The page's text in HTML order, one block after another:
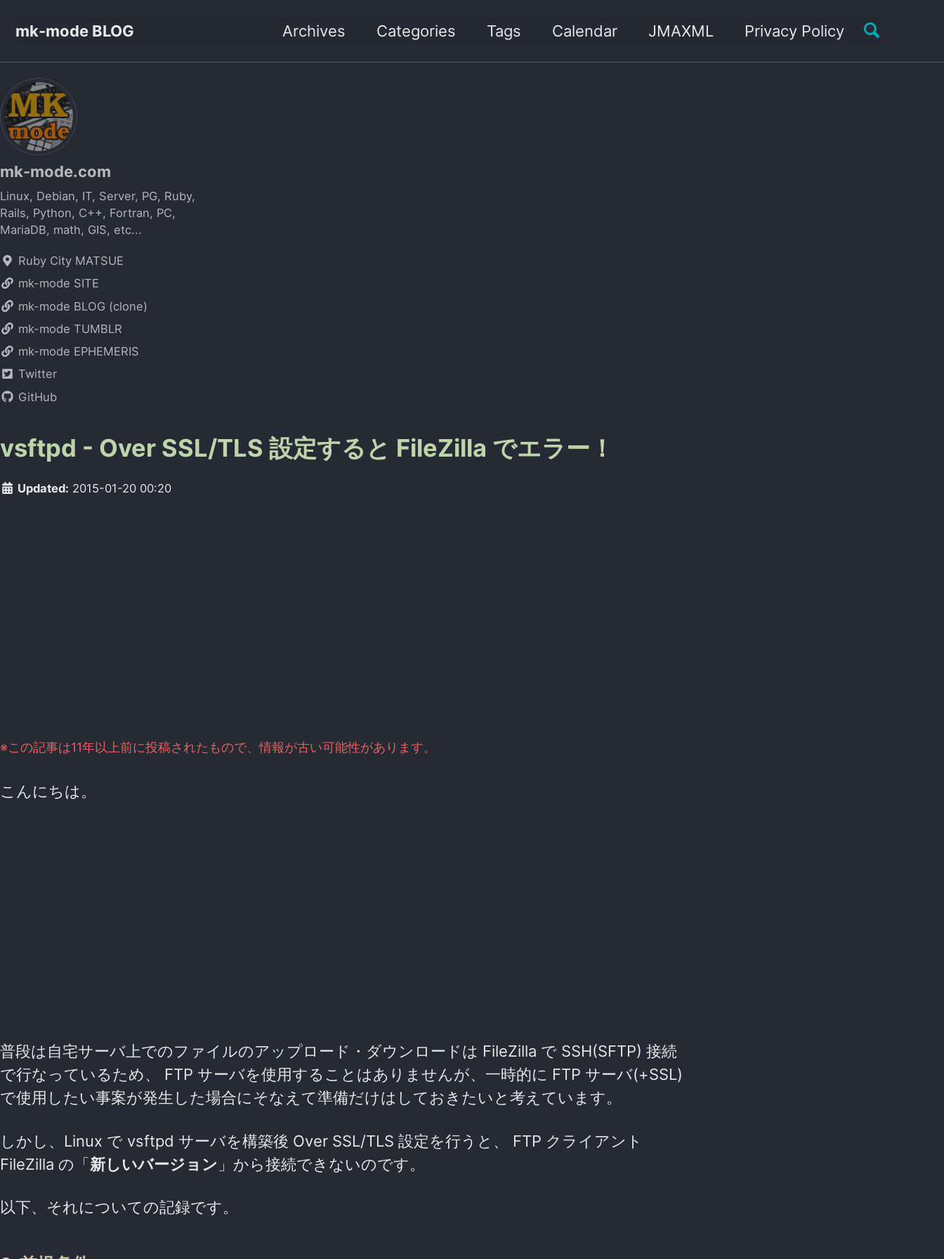
mk-mode BLOG Archives Categories Tags Calendar JMAXML Privacy Policy Toggle
mk-mode.com
Linux, Debian, IT, Server, PG, Ruby,
Rails, Python, C++, Fortran, PC,
MariaDB, math, GIS, etc...
Ruby City MATSUE
mk-mode SITE
mk-mode BLOG (clone)
mk-mode TUMBLR
mk-mode EPHEMERIS
Twitter
GitHub
vsftpd - Over SSL/TLS 設定すると FileZilla でエラー！
Updated: 2015-01-20 00:20
※この記事は11年以上前に投稿されたもので、情報が古い可能性があります。
こんにちは。
普段は自宅サーバ上でのファイルのアップロード・ダウンロードは FileZilla で SSH(SFTP) 接続
で行なっているため、 FTP サーバを使用することはありませんが、一時的に FTP サーバ(+SSL)
で使用したい事案が発生した場合にそなえて準備だけはしておきたいと考えています。
しかし、Linux で vsftpd サーバを構築後 Over SSL/TLS 設定を行うと、 FTP クライアント
FileZilla の「新しいバージョン 」から接続できないのです。
以下、それについての記録です。